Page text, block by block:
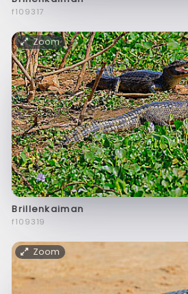
f109317
Zoom
Brillenkaiman
f109319
Zoom